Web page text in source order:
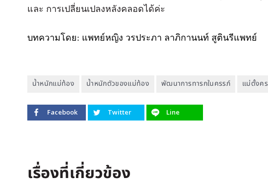
และ การเปลี่ยนเปลงหลังคลอดได้ค่ะ
บทความโดย: แพทย์หญิง วรประภา ลาภิกานนท์ สูตินรีแพทย์
น้ำหนักแม่ท้อง น้ำหนักตัวของแม่ท้อง พัฒนาการทารกในครรภ์ แม่ตั้งค
Facebook Twitter Line